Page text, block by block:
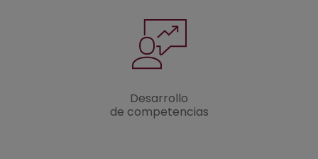
Desarrollo
de competencias